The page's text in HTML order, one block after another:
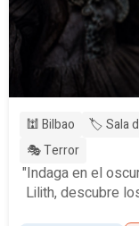
🕍 Bilbao 🏷️ Sala
🎭 Terror
"Indaga en el
Lilith, descubre